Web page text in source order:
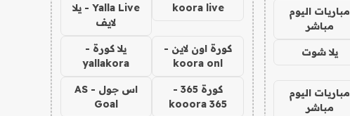
مباريات اليوم
مباشر
يلا شوت
مباريات اليوم
مباشر
koora live
Yalla Live - يلا
لايف
كورة اون لاين -
koora onl
يلا كورة -
yallakora
كورة 365 -
kooora 365
اس جول - AS
Goal